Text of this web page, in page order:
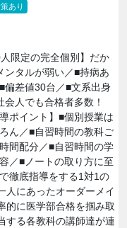
あり
人限定の完全個別】だか
ンタルが弱い／■持病あ
偏差値30台／■文系出身
会人でも合格者多数！
導ポイント】■個別授業は
ん／■自習時間の教科ご
間配分／■自習時間の学
／■ノートの取り方に至
徹底指導をする1対1の
人にあったオーダーメイ
的に医学部合格を掴み取
する各教科の講師達が連